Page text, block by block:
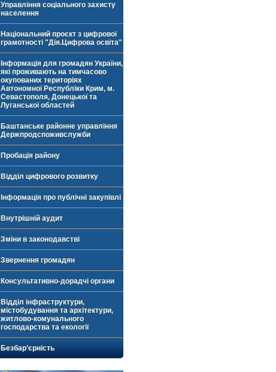
Управління соціального захисту
населення
Національний проєкт з цифрової
грамотності "Дія.Цифрова освіта"
Інформація для громадян України,
які проживають на тимчасово
окупованих територіях
Автономної Республіки Крим, м.
Севастополя, Донецької та
Луганської областей
Баштанське районне управління
Держпродспоживслужби
Пробація району
Відділ цифрового розвитку
Інформація про публічні закупівлі
Внутрішній аудит
Зміни в законодавстві
Звернення громадян
Консультативно-дорадчі органи
Відділ інфраструктури,
містобудування та архітектури,
житлово-комунального
господарства та екології
Безбар’єрність